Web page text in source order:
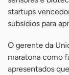
startups
subsídios para
O gerente da
maratona como
apresentados